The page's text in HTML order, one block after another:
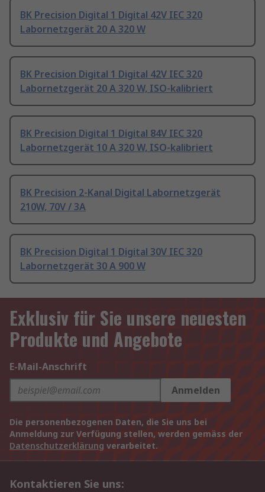
BK Precision Digital 1 Digital 42V IEC 320
Labornetzgerät 20 A 320 W
BK Precision Digital 1 Digital 42V IEC 320
Labornetzgerät 20 A 320 W, ISO-kalibriert
BK Precision Digital 1 Digital 84V IEC 320
Labornetzgerät 10 A 320 W, ISO-kalibriert
BK Precision 2-Kanal Digital Labornetzgerät
210W, 70V / 3A
BK Precision Digital 1 Digital 30V IEC 320
Labornetzgerät 30 A 900 W
Exklusiv für Sie unsere neuesten
Produkte und Angebote
E-Mail-Anschrift
Anmelden
Die personenbezogenen Daten, die Sie uns bei
Anmeldung zur Verfügung stellen, werden gemäss der
Datenschutzerklärung verarbeitet.
Kontaktieren Sie uns: